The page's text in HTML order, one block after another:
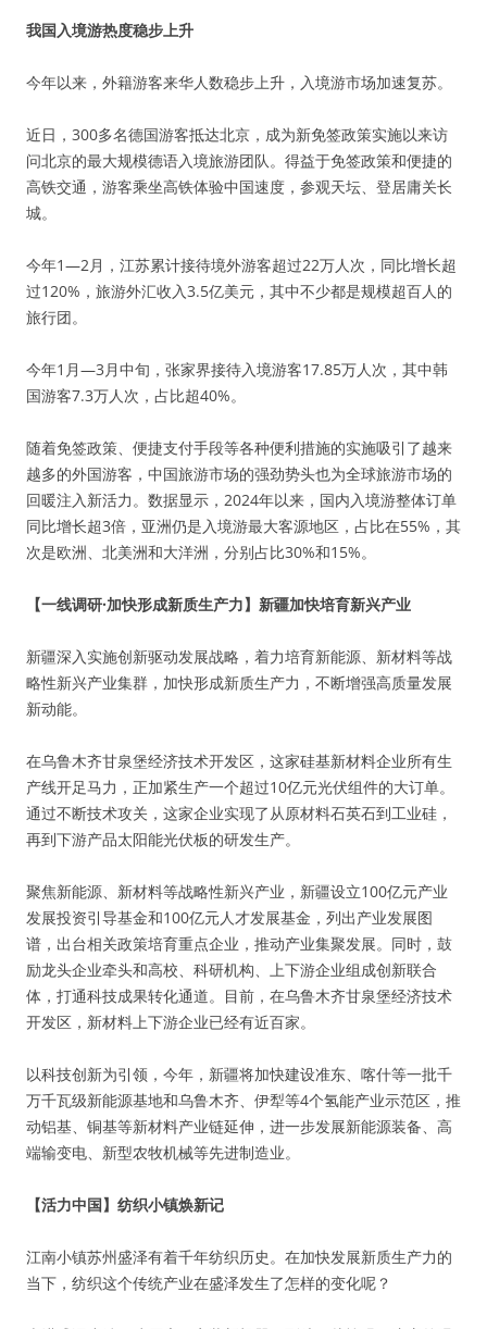
我国入境游热度稳步上升
今年以来，外籍游客来华人数稳步上升，入境游市场加速复苏。
近日，300多名德国游客抵达北京，成为新免签政策实施以来访
问北京的最大规模德语入境旅游团队。得益于免签政策和便捷的
高铁交通，游客乘坐高铁体验中国速度，参观天坛、登居庸关长
城。
今年1—2月，江苏累计接待境外游客超过22万人次，同比增长超
过120%，旅游外汇收入3.5亿美元，其中不少都是规模超百人的
旅行团。
今年1月—3月中旬，张家界接待入境游客17.85万人次，其中韩
国游客7.3万人次，占比超40%。
随着免签政策、便捷支付手段等各种便利措施的实施吸引了越来
越多的外国游客，中国旅游市场的强劲势头也为全球旅游市场的
回暖注入新活力。数据显示，2024年以来，国内入境游整体订单
同比增长超3倍，亚洲仍是入境游最大客源地区，占比在55%，其
次是欧洲、北美洲和大洋洲，分别占比30%和15%。
【一线调研·加快形成新质生产力】新疆加快培育新兴产业
新疆深入实施创新驱动发展战略，着力培育新能源、新材料等战
略性新兴产业集群，加快形成新质生产力，不断增强高质量发展
新动能。
在乌鲁木齐甘泉堡经济技术开发区，这家硅基新材料企业所有生
产线开足马力，正加紧生产一个超过10亿元光伏组件的大订单。
通过不断技术攻关，这家企业实现了从原材料石英石到工业硅，
再到下游产品太阳能光伏板的研发生产。
聚焦新能源、新材料等战略性新兴产业，新疆设立100亿元产业
发展投资引导基金和100亿元人才发展基金，列出产业发展图
谱，出台相关政策培育重点企业，推动产业集聚发展。同时，鼓
励龙头企业牵头和高校、科研机构、上下游企业组成创新联合
体，打通科技成果转化通道。目前，在乌鲁木齐甘泉堡经济技术
开发区，新材料上下游企业已经有近百家。
以科技创新为引领，今年，新疆将加快建设准东、喀什等一批千
万千瓦级新能源基地和乌鲁木齐、伊犁等4个氢能产业示范区，推
动铝基、铜基等新材料产业链延伸，进一步发展新能源装备、高
端输变电、新型农牧机械等先进制造业。
【活力中国】纺织小镇焕新记
江南小镇苏州盛泽有着千年纺织历史。在加快发展新质生产力的
当下，纺织这个传统产业在盛泽发生了怎样的变化呢？